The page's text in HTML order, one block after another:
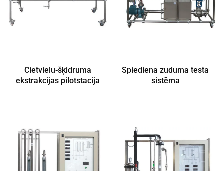
Cietvielu-šķidruma
ekstrakcijas pilotstacija
Spiediena zuduma testa
sistēma